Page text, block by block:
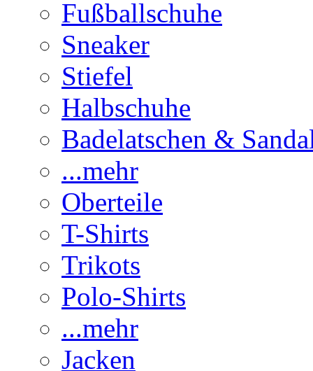
Fußballschuhe
Sneaker
Stiefel
Halbschuhe
Badelatschen &
...mehr
Oberteile
T-Shirts
Trikots
Polo-Shirts
...mehr
Jacken